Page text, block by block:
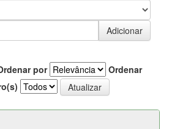
por
Ordenar